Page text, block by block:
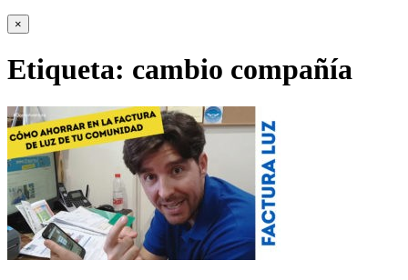
×
Etiqueta: cambio compañía